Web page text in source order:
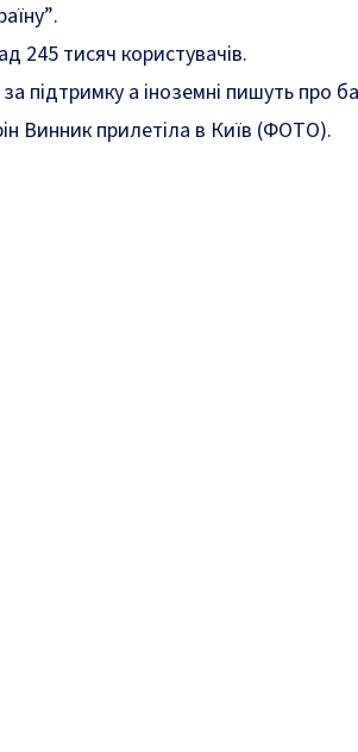
.
245 тисяч користувачів.
підтримку а іноземні пишуть про
Винник прилетіла в Київ (ФОТО).